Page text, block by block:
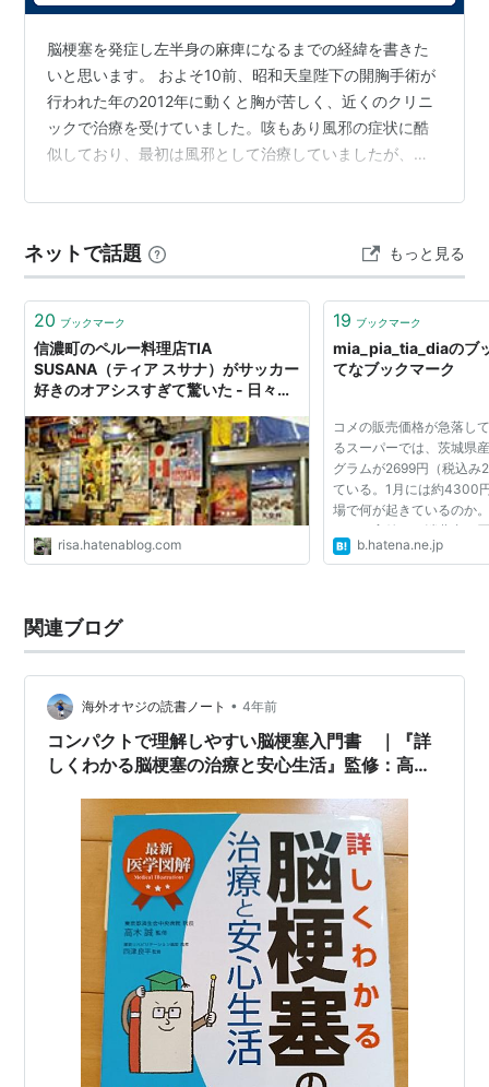
アーティスト:TiA
出版社/メーカー:
エピックレコードジ
ャパン
発売日:2004/06/09
メディア:CD
クリック
: 5回
この商品を含むブログ (9件) を見る
TiA,Natsumi
メディア:
クリック : 6回
この商品を含むブログ (6件) を見る
ねがい / バースデーイヴ
アーティスト:TiA,渡辺なつみ,H.U.B.,
大野宏明,Face 2 fAKE
エピックレコードジ
購入: 1人 クリック
この商品を含むブログ (4件) を見る
Promise
アーティスト:TiA
出版社/メーカー:ERJ
メディア:
クリック: 4回
この商品を含むブログ (15件) を見る
ずっと ずっと…
アーティスト:
TIA,藤井丈司,河野圭
出版社/メーカー:エピックレコードジ
ャパン
発売日:2006/03/24
メディア:CD
クリック: 4回
この商品を含むブログ (4件) を見る
脳梗塞を発症し左半身の麻痺になるまでの経緯を書きた
いと思います。 およそ10前、昭和天皇陛下の開胸手術が
行われた年の2012年に動くと胸が苦しく、近くのクリニ
ックで治療を受けていました。咳もあり風邪の症状に酷
似しており、最初は風邪として治療していましたが、下
聖路加病院に予約を入れて検査待ちをしていましたが、
ていました。そんな自分でも動くことができなくなる症
状が出始め、悠長にしているわけにはいかないと思い直
ぐに診てもらえる病院として女子医大を受診し、外来診
療だけでは診断つかなかったのですが、その時…
ネットで話題 もっと見る
20 ブックマーク
信濃町のペルー料理店TIA
SUSANA（ティア スサナ）がサッカー
好きのオアシスすぎて驚いた - 日々の
risa.hatenablog.com
19 ブックマーク
mia_pia_tia_diaのブ
てなブックマーク
コメの販売価格が急落し
るスーパーでは、茨城県
グラムが2699円（税込み
ている。1月には約4300
場で何が起きているのか
なコメ高値で、消費者の
それにより卸問屋では今
b.hatena.ne.jp
関連ブログ
海外オヤジの読書ノート • 4年前
コンパクトで理解しやすい脳梗塞入門書 ｜『詳
しくわかる脳梗塞の治療と安心生活』監修：高木